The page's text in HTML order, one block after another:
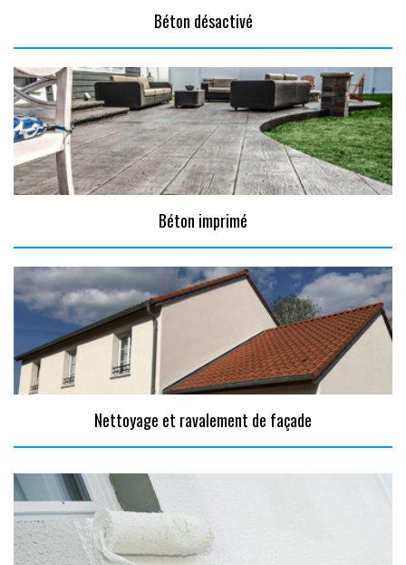
Béton désactivé
Béton imprimé
Nettoyage et ravalement de façade